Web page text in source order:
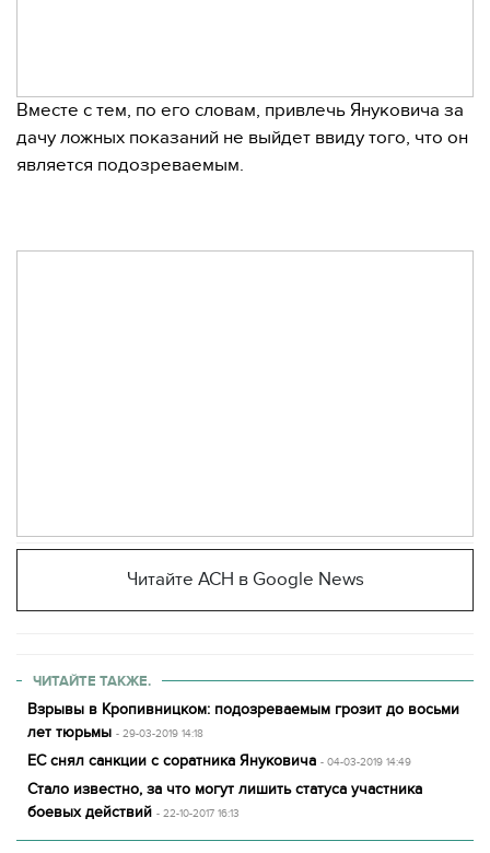
Вместе с тем, по его словам, привлечь Януковича за
дачу ложных показаний не выйдет ввиду того, что он
является подозреваемым.
Читайте АСН в Google News
ЧИТАЙТЕ ТАКЖЕ.
Взрывы в Кропивницком: подозреваемым грозит до восьми
лет тюрьмы - 29-03-2019 14:18
ЕС снял санкции с соратника Януковича - 04-03-2019 14:49
Стало известно, за что могут лишить статуса участника
боевых действий - 22-10-2017 16:13